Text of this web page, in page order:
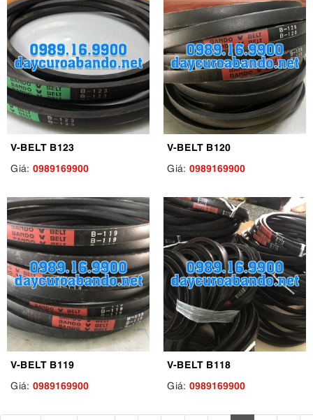
V-BELT B123
Giá: 0989169900
V-BELT B120
Giá: 0989169900
V-BELT B119
Giá: 0989169900
V-BELT B118
Giá: 0989169900